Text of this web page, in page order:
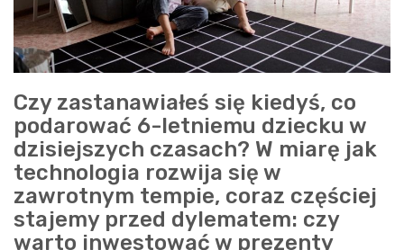
Czy zastanawiałeś się kiedyś, co
podarować 6-letniemu dziecku w
dzisiejszych czasach? W miarę jak
technologia rozwija się w
zawrotnym tempie, coraz częściej
stajemy przed dylematem: czy
warto inwestować w prezenty